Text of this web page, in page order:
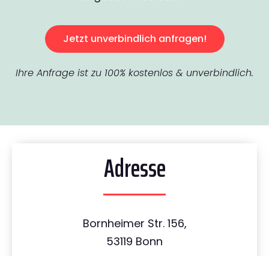
Jetzt unverbindlich anfragen!
Ihre Anfrage ist zu 100% kostenlos & unverbindlich.
Adresse
Bornheimer Str. 156,
53119 Bonn